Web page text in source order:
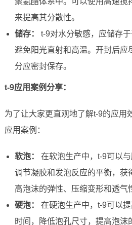
来提高其分散性。
储存：
t-9对水分敏感，应储存
避免阳光直射和高温。开封后应
分应密封保存。
t-9应用案例分享：
为了让大家更直观地了解t-9的应用
应用案例：
软泡：
在软泡生产中，t-9可以
调节凝胶和发泡反应的平衡，获
高泡沫的弹性、压缩变形和透气
硬泡：
在硬泡生产中，t-9可以
时间，降低泡孔尺寸，提高泡沫